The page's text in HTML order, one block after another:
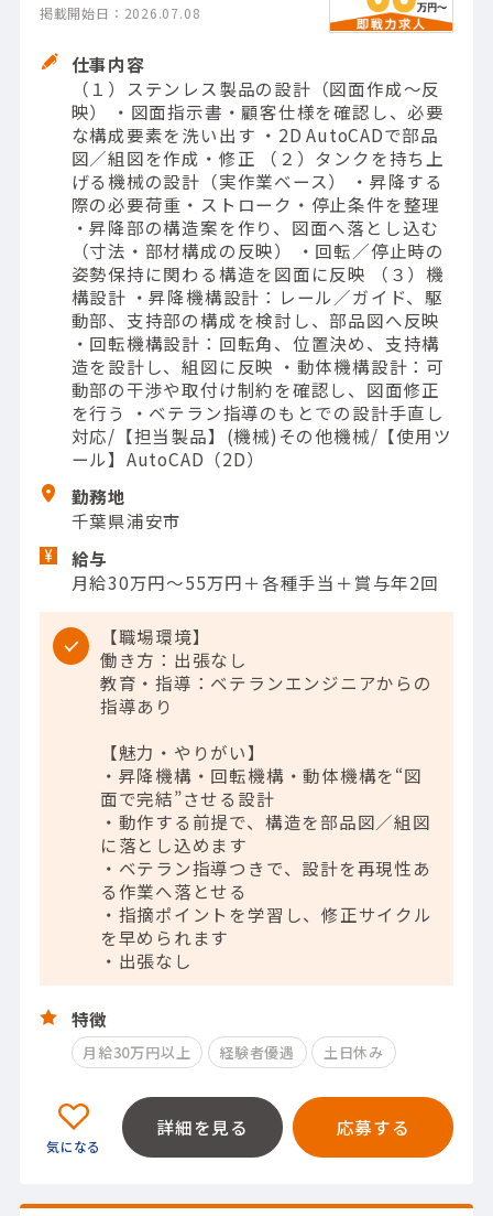
掲載開始日：2026.07.08
仕事内容
（１）ステンレス製品の設計（図面作成～反
映） ・図面指示書・顧客仕様を確認し、必要
な構成要素を洗い出す ・2D AutoCADで部品
図／組図を作成・修正 （２）タンクを持ち上
げる機械の設計（実作業ベース） ・昇降する
際の必要荷重・ストローク・停止条件を整理
・昇降部の構造案を作り、図面へ落とし込む
（寸法・部材構成の反映） ・回転／停止時の
姿勢保持に関わる構造を図面に反映 （３）機
構設計 ・昇降機構設計：レール／ガイド、駆
動部、支持部の構成を検討し、部品図へ反映
・回転機構設計：回転角、位置決め、支持構
造を設計し、組図に反映 ・動体機構設計：可
動部の干渉や取付け制約を確認し、図面修正
を行う ・ベテラン指導のもとでの設計手直し
対応/【担当製品】(機械)その他機械/【使用ツ
ール】AutoCAD（2D）
勤務地
千葉県浦安市
給与
月給30万円～55万円＋各種手当＋賞与年2回
【職場環境】
働き方：出張なし
教育・指導：ベテランエンジニアからの
指導あり
【魅力・やりがい】
・昇降機構・回転機構・動体機構を“図
面で完結”させる設計
・動作する前提で、構造を部品図／組図
に落とし込めます
・ベテラン指導つきで、設計を再現性あ
る作業へ落とせる
・指摘ポイントを学習し、修正サイクル
を早められます
・出張なし
特徴
月給30万円以上 経験者優遇 土日休み
詳細を見る 応募する